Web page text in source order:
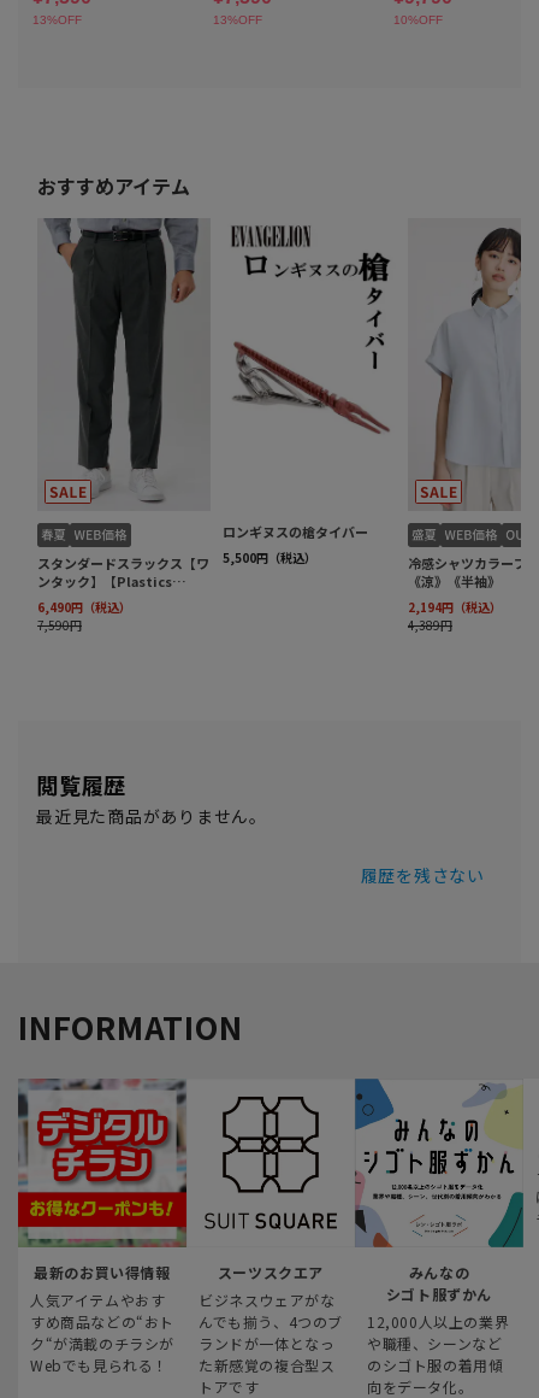
閲覧履歴
最近見た商品がありません。
履歴を残さない
INFORMATION
最新のお買い得情報
人気アイテムやおす
すめ商品などの“おト
ク“が満載のチラシが
Webでも見られる！
スーツスクエア
ビジネスウェアがな
んでも揃う、4つのブ
ランドが一体となっ
た新感覚の複合型ス
トアです
みんなの
シゴト服ずかん
12,000人以上の業界
や職種、シーンなど
のシゴト服の着用傾
向をデータ化。